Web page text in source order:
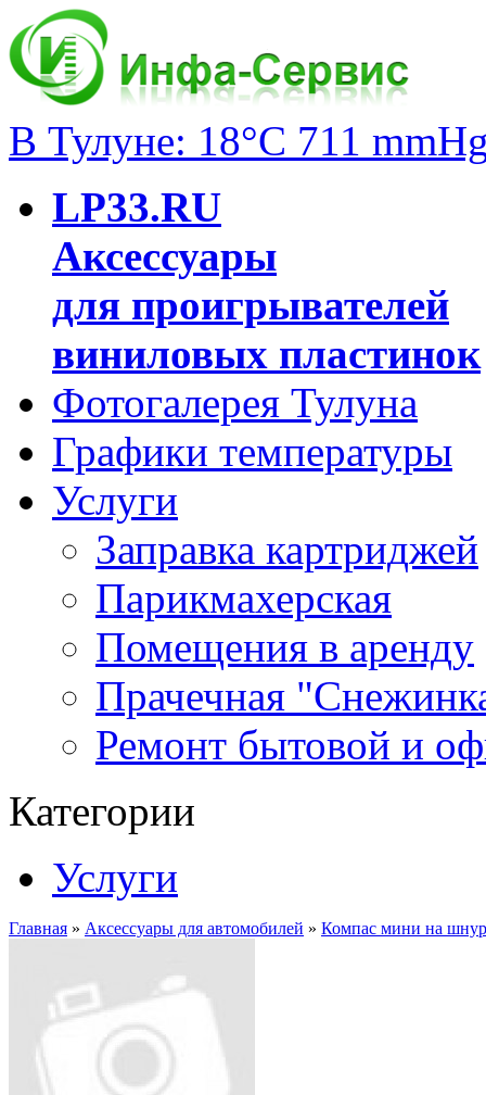
В Тулуне: 18°C 711
LP33.RU
Аксессуары
для проигрывателей
виниловых пластинок
Фотогалерея Тулуна
Графики температуры
Услуги
Заправка картриджей
Парикмахерская
Помещения в аренду
Прачечная
Ремонт бытовой и
Категории
Услуги
Главная » Аксессуары для автомобилей » Компас мини на